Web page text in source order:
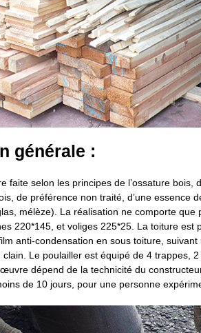
générale :
faite selon les principes de l’ossature bois,
de préférence non traité, d’une essence
mélèze). La réalisation ne comporte que
220*145, et voliges 225*25. La toiture est
anti-condensation en sous toiture,
Le poulailler est équipé de 4 trappes,
dépend de la technicité du
de 10 jours, pour une personne